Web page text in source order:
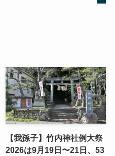
【我孫子】竹内神社例大祭
2026は9月19日〜21日、53